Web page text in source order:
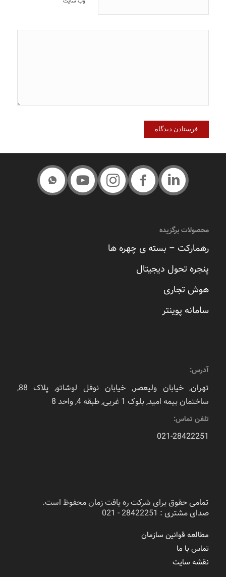
محصولات برگزیده
رهمارکت – بسته ی چهره ها
پنجره تحول دیجیتال
هوش تجاری
سامانه پوینتر
آدرس:
تهران, خیابان ولیعصر, خیابان نوفل لوشاتو, پلاک 88,
ساختمان بیمه امید, بلوک 1 غربی, طبقه 4, واحد 8
تلفن تماس:
021-28422251
تمامی حقوق برای شرکت ره یافت زمان محفوظ است.
صدای مشتری : 28422251 - 021
مطالعه قوانین سازمان
تماس با ما
نقشه سایت